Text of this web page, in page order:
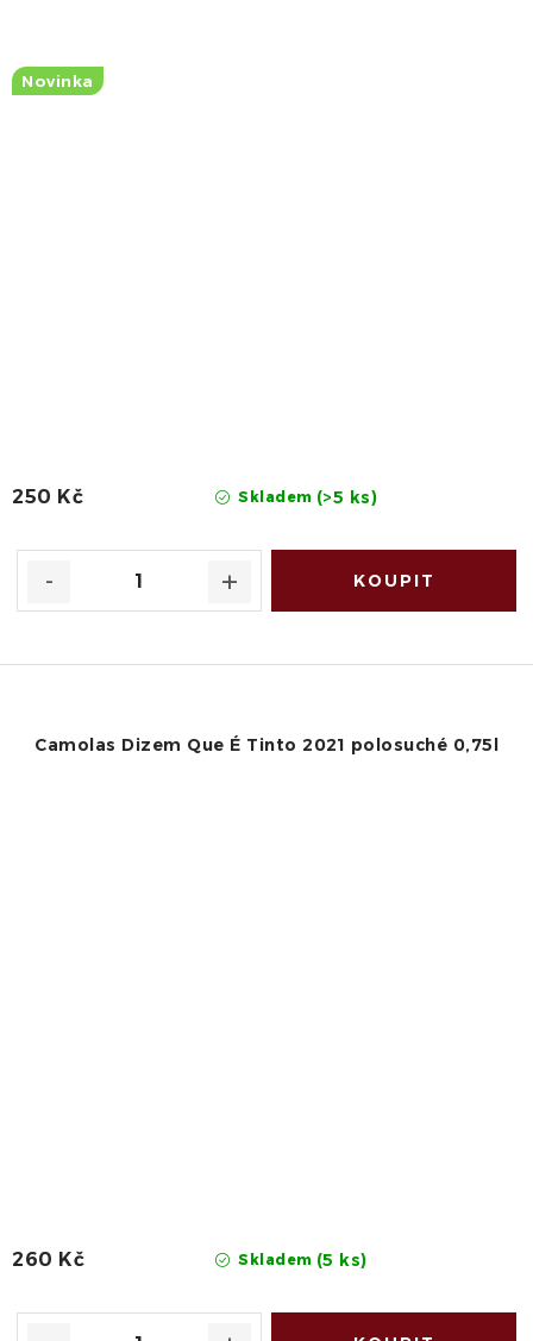
Novinka
Skladem (>5 ks)
250 Kč
Camolas Dizem Que É Tinto 2021 polosuché 0,75l
Skladem (5 ks)
260 Kč